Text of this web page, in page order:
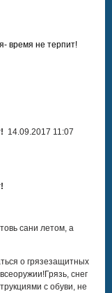
время не терпит!
14.09.2017 11:07
сани летом, а
о грязезащитных
снег
с обуви, не